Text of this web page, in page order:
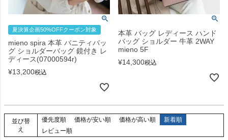
夏決算企画50%OFFクーポン対象
mieno spira 本革 バニティバッ
グ ショルダーバッグ 鏡付き レ
ディース(07000594r)
¥13,200税込
本革 バッグ レディース ハンド
バッグ ショルダー 牛革 2WAY
mieno 5F
¥14,300税込
並び替
え
優先度順 価格が安い順 価格が高い順
新着順
レビュー順